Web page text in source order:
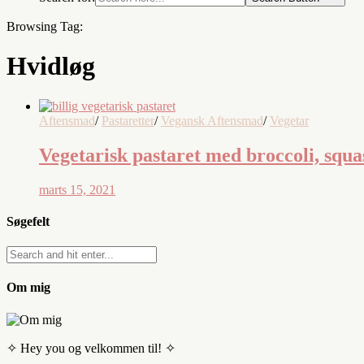
Browsing Tag:
Hvidløg
Aftensmad/ Pastaretter/ Vegansk Aftensmad/ Vegetar
Vegetarisk pastaret med broccoli,
marts 15, 2021
Søgefelt
Om mig
✧ Hey you og velkommen til! ✧